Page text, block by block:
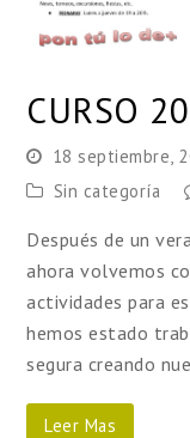
CURSO
18 septiembre,
Sin categoría
Después de un
ahora volvemos
actividades para
hemos estado
segura creando
Leer Mas